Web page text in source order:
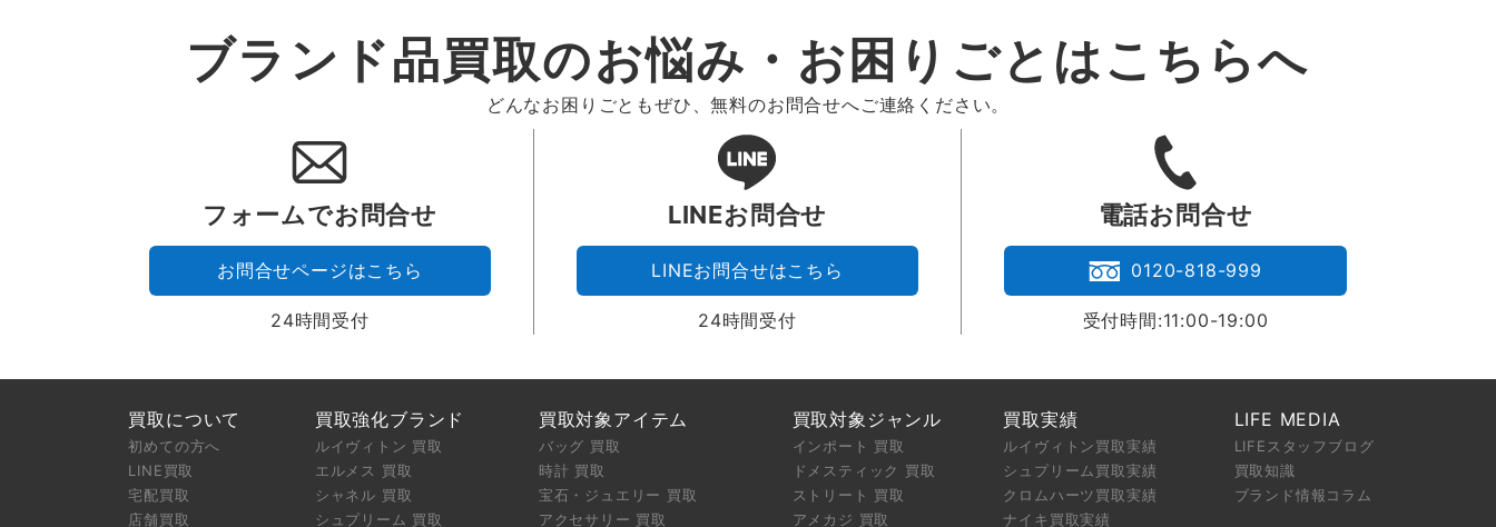
送
ブランド品買取のお悩み・お困りごとはこちらへ
どんなお困りごともぜひ、無料のお問合せへご連絡ください。
フォームでお問合せ
お問合せページはこちら
24時間受付
LINEお問合せ
LINEお問合せはこちら
24時間受付
電話お問合せ
0120-818-999
受付時間:11:00-19:00
買取について
初めての方へ
LINE買取
宅配買取
店舗買取
買取強化ブランド
ルイヴィトン 買取
エルメス 買取
シャネル 買取
シュプリーム 買取
買取対象アイテム
バッグ 買取
時計 買取
宝石・ジュエリー 買取
アクセサリー 買取
買取対象ジャンル
インポート 買取
ドメスティック 買取
ストリート 買取
アメカジ 買取
買取実績
ルイヴィトン買取実績
シュプリーム買取実績
クロムハーツ買取実績
ナイキ買取実績
LIFE MEDIA
LIFEスタッフブログ
買取知識
ブランド情報コラム